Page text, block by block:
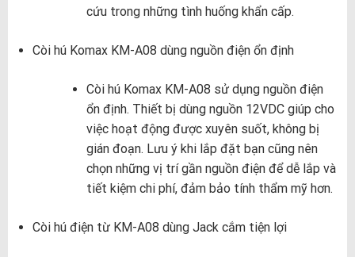
cứu trong những tình huống khẩn cấp.
Còi hú Komax KM-A08 dùng nguồn điện ổn định
Còi hú Komax KM-A08 sử dụng nguồn điện
ổn định. Thiết bị dùng nguồn 12VDC giúp cho
việc hoạt động được xuyên suốt, không bị
gián đoạn. Lưu ý khi lắp đặt bạn cũng nên
chọn những vị trí gần nguồn điện để dễ lắp và
tiết kiệm chi phí, đảm bảo tính thẩm mỹ hơn.
Còi hú điện từ KM-A08 dùng Jack cắm tiện lợi